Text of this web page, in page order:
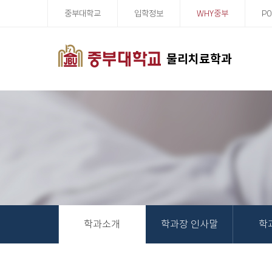
물리치료학과
중부대학교 입학정보 WHY중부
학과소개 학과장 인사말 학